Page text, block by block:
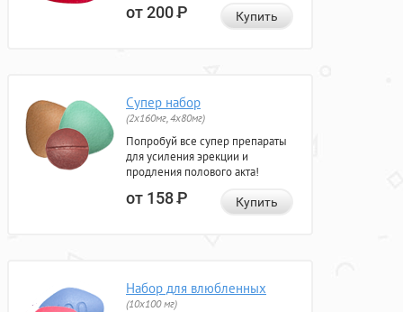
от 200Р Купить
Супер набор
(2х160мг, 4х80мг)
Попробуй все супер препараты
для усиления эрекции и
продления полового акта!
от 158Р Купить
Набор для влюбленных
(10х100 мг)